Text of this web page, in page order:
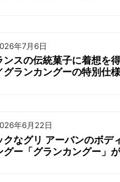
年7月6日
ンスの伝統菓子に着想を
グランカングーの特別仕
年6月22日
クなグリ アーバンのボデ
グー「グランカングー」